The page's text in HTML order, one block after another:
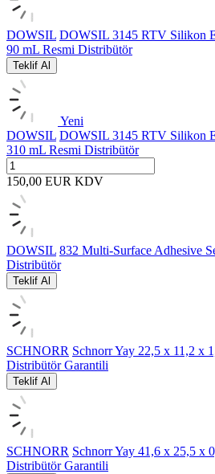
DOWSIL DOWSIL 3145 RTV Silikon
90 mL Resmi Distribütör
Teklif Al
Yeni
DOWSIL DOWSIL 3145 RTV Silikon
310 mL Resmi Distribütör
150,00 EUR KDV
DOWSIL 832 Multi-Surface Adhesive
Distribütör
Teklif Al
SCHNORR Schnorr Yay 22,5 x 11,2 x
Distribütör Garantili
Teklif Al
SCHNORR Schnorr Yay 41,6 x 25,5 x
Distribütör Garantili